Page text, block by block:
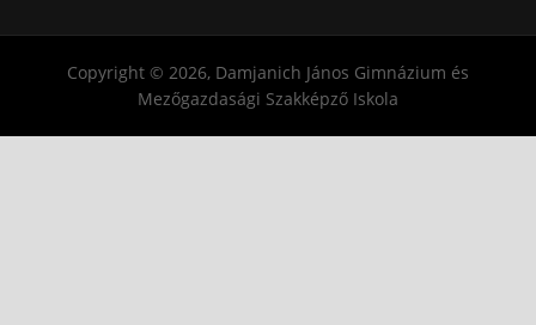
Copyright © 2026, Damjanich János Gimnázium és
Mezőgazdasági Szakképző Iskola